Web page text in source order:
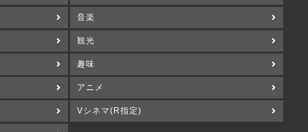
音楽
観光
趣味
アニメ
Vシネマ(R指定)